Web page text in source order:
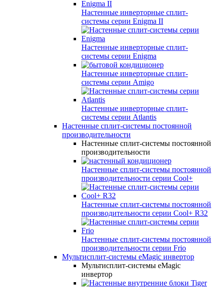
Настенные инверторные сплит-
системы серии Enigma II
Настенные инверторные сплит-
системы серии Enigma
Настенные инверторные сплит-
системы серии Amigo
Настенные инверторные сплит-
системы серии Atlantis
Настенные сплит-системы постоянной
производительности
Настенные сплит-системы постоянной
производительности
Настенные сплит-системы постоянной
производительности серии Cool+
Настенные сплит-системы постоянной
производительности серии Cool+ R32
Настенные сплит-системы постоянной
производительности серии Frio
Мультисплит-системы eMagic инвертор
Мультисплит-системы eMagic
инвертор